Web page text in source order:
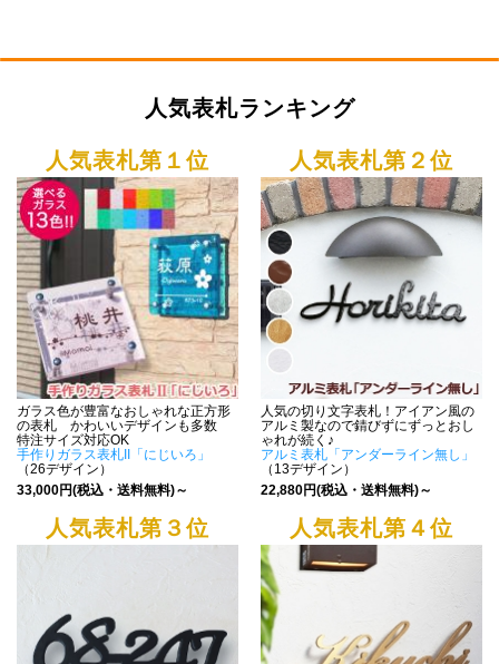
人気表札ランキング
人気表札第１位
ガラス色が豊富なおしゃれな正方形
の表札 かわいいデザインも多数
特注サイズ対応OK
手作りガラス表札II「にじいろ」
（26デザイン）
33,000円(税込・送料無料)～
人気表札第２位
人気の切り文字表札！アイアン風の
アルミ製なので錆びずにずっとおし
ゃれが続く♪
アルミ表札「アンダーライン無し」
（13デザイン）
22,880円(税込・送料無料)～
人気表札第３位 人気表札第４位